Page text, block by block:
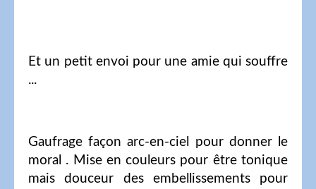
Et un petit envoi pour une amie qui souffre
...
Gaufrage façon arc-en-ciel pour donner le
moral . Mise en couleurs pour être tonique
mais douceur des embellissements pour